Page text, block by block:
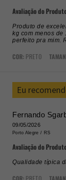
Avaliação do
Produto de
kg com menos de
perfeito pra mim.
COR: PRETO
Eu
Fernando
09/05/2026
Porto Alegre / RS
Avaliação do
Qualidade típica
COR: PRETO